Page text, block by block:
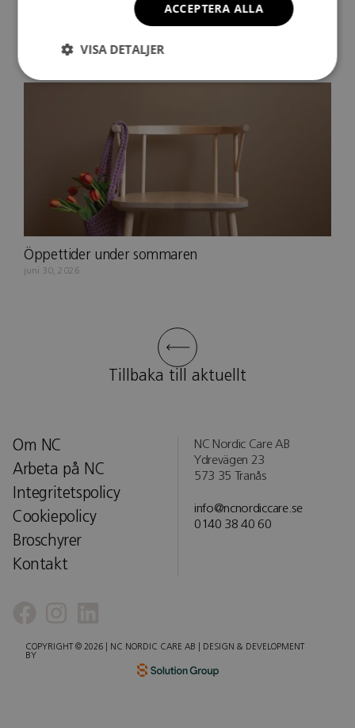
Öppet hus & AW på Sjömansinstitutet
Öppettider under sommaren
juni 30, 2026
Tillbaka till aktuellt
Om NC
Arbeta på NC
Integritetspolicy
Cookiepolicy
Broschyrer
Kontakt
NC Nordic Care AB
Ydrevägen 23
573 35 Tranås
info@ncnordiccare.se
0140 38 40 60
COPYRIGHT © 2026 | NC NORDIC CARE AB | DESIGN & DEVELOPMENT
BY
ACCEPTERA ALLA
VISA DETALJER